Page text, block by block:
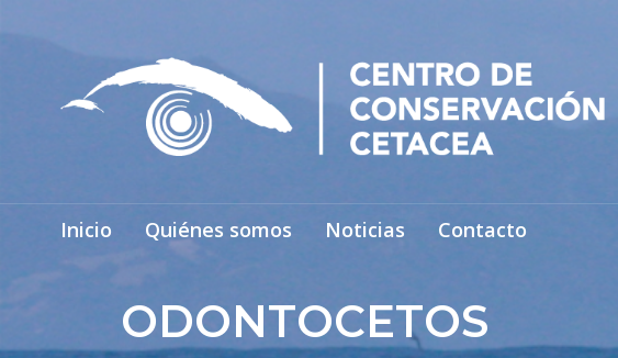
Inicio Quiénes somos Noticias Contacto
ODONTOCETOS